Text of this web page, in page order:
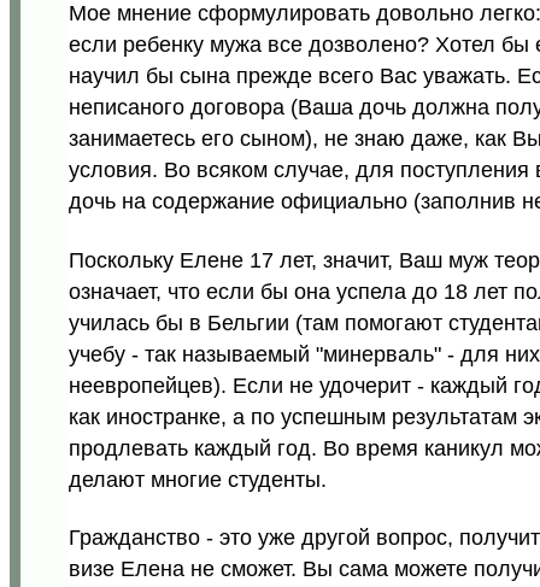
Мое мнение сформулировать довольно
если ребенку мужа все дозволено? Хотел
научил бы сына прежде всего Вас уважать.
неписаного договора (Ваша дочь должна
занимаетесь его сыном), не знаю даже, как
условия. Во всяком случае, для поступления
дочь на содержание официально (заполнив
Поскольку Елене 17 лет, значит, Ваш муж
означает, что если бы она успела до 18 лет
училась бы в Бельгии (там помогают
учебу - так называемый "минерваль" - для
неевропейцев). Если не удочерит - каждый
как иностранке, а по успешным результатам
продлевать каждый год. Во время каникул
делают многие студенты.
Гражданство - это уже другой вопрос,
визе Елена не сможет. Вы сама можете